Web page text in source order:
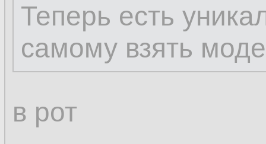
Теперь есть
самому взять
в рот